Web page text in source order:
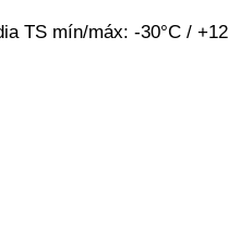
TS mín/máx: -30°C /